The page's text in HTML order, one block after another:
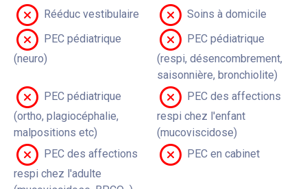
Rééduc vestibulaire
Soins à domicile
PEC pédiatrique
(neuro)
PEC pédiatrique
(respi, désencombrement,
saisonnière, bronchiolite)
PEC pédiatrique
(ortho, plagiocéphalie,
malpositions etc)
PEC des affections
respi chez l'enfant
(mucoviscidose)
PEC des affections
respi chez l'adulte
PEC en cabinet